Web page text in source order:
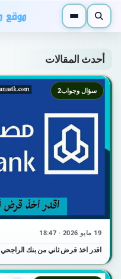
بحث القائمة
أحدث المقالات
19 مايو 2026 · 18:47
اقدر اخذ قرض ثاني من بنك الراجحي
سؤال وجواب2